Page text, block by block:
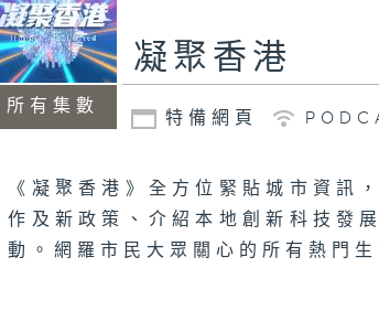
所有集數
凝聚香港
特備網頁
《凝聚香港》全方位緊貼城市資訊
作及新政策、介紹本地創新科技發
動。網羅市民大眾關心的所有熱門